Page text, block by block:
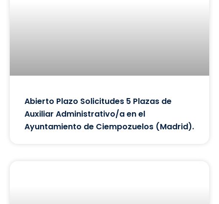
Abierto Plazo Solicitudes 5 Plazas de
Auxiliar Administrativo/a en el
Ayuntamiento de Ciempozuelos (Madrid).